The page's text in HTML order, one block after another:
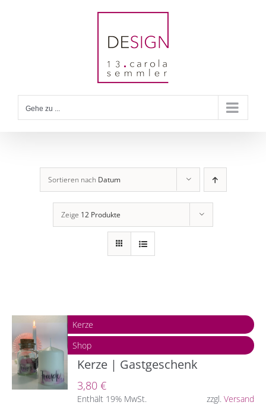
Gehe zu ...
Sortieren nach Datum
Zeige 12 Produkte
Kerze
Shop
Kerze | Gastgeschenk
3,80€
Enthält 19% MwSt. zzgl. Versand